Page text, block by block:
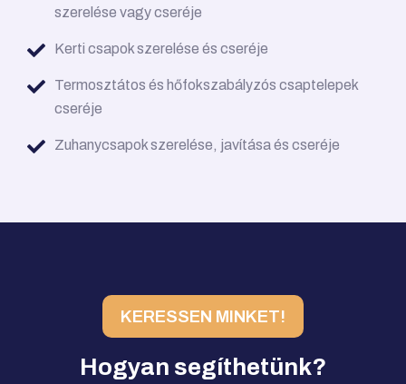
szerelése vagy cseréje
Kerti csapok szerelése és cseréje
Termosztátos és hőfokszabályzós csaptelepek
cseréje
Zuhanycsapok szerelése, javítása és cseréje
KERESSEN MINKET!
Hogyan segíthetünk?